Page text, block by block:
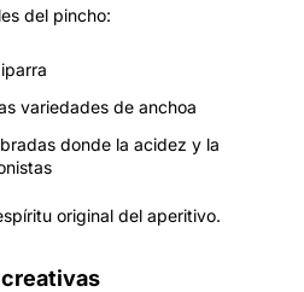
del pincho:
variedades de anchoa
donde la acidez y la
original del aperitivo.